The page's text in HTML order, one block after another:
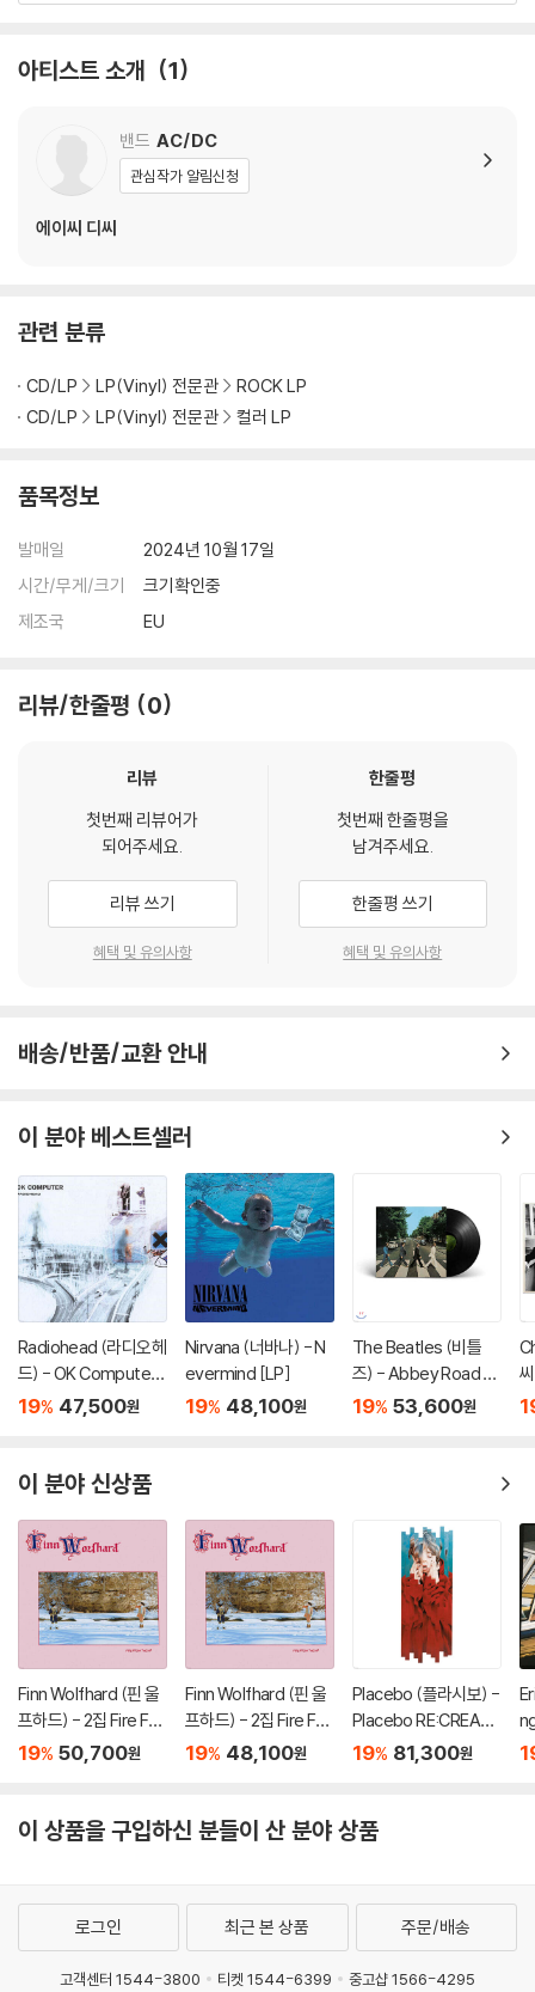
재생이 불안정한 경우 스태빌라이저를 사용하시면 좀 더 안정적인 재생이
지되도록 디스크 센터 홀 구경이 작게 제작되는 경우가 있습니다. 턴테이
블 스핀들에 맞지 않는 경우에는 전용 제품 등을 이용하여 센터 홀을 조정
3) 디스크에 미세한 잔 흠집이 남아있거나 인쇄 면이 깨끗하지 않은 경우
※ 컬러 디스크
아래에 해당하는 경우는 불량이 아니므로 개봉 후 반품/교환이 불가합니
다.
1) 컬러 디스크는 웹 이미지와 실제 색상이 차이가 날 수 있습니다.
있습니다.
등이 발생할 수 있습니다.
1) 불량으로 인한 반품/교환 요청 시에는 불량 확인을 위해 개봉 시의 동영
다.
관련 사진과 동영상 및 재생 기기 모델명을 첨부하여 첨부하여 고객센터에
2) LP는 잦은 배송 과정에서 재킷에 손상이 발생할 가능성이 높고 재판매
가 어려우므로 신중한 구매를 부탁드립니다.
아티스트 소개 1
밴드 AC/DC
관심작가 알림신청
에이씨 디씨
관련 분류
CD/LP LP(Vinyl) 전문관
ROCK LP
CD/LP
LP(Vinyl) 전문관 컬러 LP
품목정보
발매일
2024년 10월 17일
시간/무게/크기
크기확인중
제조국
EU
리뷰/한줄평 0
리뷰
첫번째 리뷰어가
되어주세요.
리뷰 쓰기
혜택 및 유의사항
한줄평
첫번째 한줄평을
남겨주세요.
한줄평 쓰기
혜택 및 유의사항
배송/반품/교환 안내
이 분야 베스트셀러
Radiohead (라디오헤
드) - OK Computer
[2LP]
19% 47,500원
Nirvana (너바나) - N
evermind [LP]
19% 48,100원
The Beatles (비틀
즈) - Abbey Road 5
0th Anniversary [L
19% 53,600원
이 분야 신상품
Finn Wolfhard (핀 울
프하드) - 2집 Fire Fro
m The Hip [컬러 LP]
19% 50,700원
Finn Wolfhard (핀 울
프하드) - 2집 Fire Fro
m The Hip [LP]
19% 48,100원
Placebo (플라시보) -
Placebo RE:CREATE
D [7인치 Vinyl + 2L
19% 81,300원
이 상품을 구입하신 분들이 산 분야 상품
로그인 최근 본 상품 주문/배송
고객센터 1544-3800 티켓 1544-6399 중고샵 1566-4295